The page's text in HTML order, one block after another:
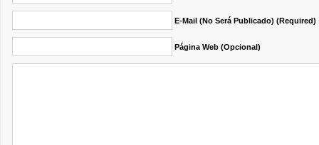
E-Mail (no Será Publicado) (required)
Página Web (opcional)